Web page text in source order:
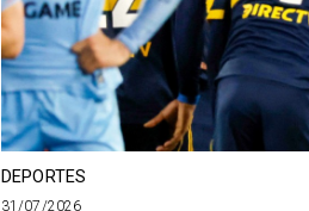
DEPORTES
31/07/2026